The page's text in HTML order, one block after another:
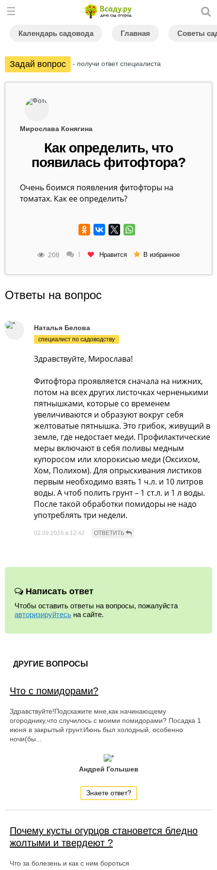
Календарь садовода Главная Советы
Задай вопрос - получи ответ специалиста
Мирослава Конягина
Как определить, что
появилась фитофтора?
Очень боимся появления фитофторы на
томатах. Как ее определить?
208 1 Нравится В избранное
Ответы на вопрос
Наталья Белова
специалист по садоводству
Здравствуйте, Мирослава!
Фитофтора проявляется сначала на нижних,
потом на всех других листочках черненькими
пятнышками, которые со временем
увеличиваются и образуют вокруг себя
желтоватые пятнышка. Это грибок, живущий в
земле, где недостает меди. Профилактические
меры включают в себя поливы медным
купоросом или хлорокисью меди (Оксихом,
Хом, Полихом). Для опрыскивания листиков
первым необходимо взять 1 ч.л. и 10 литров
воды. А чтоб полить грунт – 1 ст.л. и 1 л воды.
После такой обработки помидоры не надо
употреблять три недели.
02.09.2016 в 12:42
Написать ответ
Чтобы оставить ответы на вопросы, пожалуйста
авторизируйтесь на сайте.
ДРУГИЕ ВОПРОСЫ
Что с помидорами?
Здравствуйте!Подскажите мне,как начинающему
огороднику,что случилось с моими помидорами? Посадка 1
июня в закрытый грунт.Июнь был холодный, особенно
ночи(бы...
Андрей Голышев
Знаете ответ?
Почему кусты огурцов становется бледно
жолтыми и твердеют ?
Что за болезень и как с ним бороться